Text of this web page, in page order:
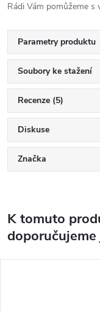
Rádi Vám pomůžeme
Parametry produktu
Soubory ke stažení
Recenze (5)
Diskuse
Značka
K tomuto